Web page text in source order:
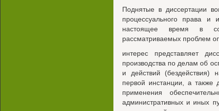
Поднятые в диссертации
процессуального права и
настоящее время в
рассматриваемых проблем
интерес представляет
производства по делам об
и действий (бездействия)
первой инстанции, а также
применения
административных и иных